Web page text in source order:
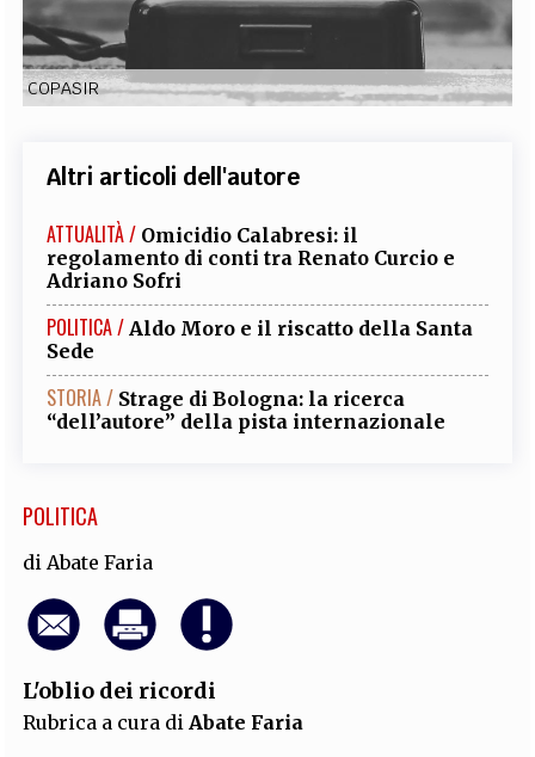
EXTRA
CODICI RUBRICHE LIBRI PROCEEDINGS PUBBLICITÀ CONTATTI
COPASIR
Altri articoli dell'autore
ATTUALITÀ / Omicidio Calabresi: il
regolamento di conti tra Renato Curcio e
Adriano Sofri
POLITICA / Aldo Moro e il riscatto della Santa
Sede
STORIA / Strage di Bologna: la ricerca
“dell’autore” della pista internazionale
POLITICA
di Abate Faria
L'oblio dei ricordi
Rubrica a cura di Abate Faria